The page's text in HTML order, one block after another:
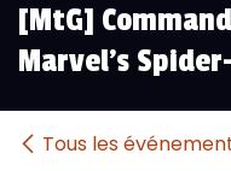
[MtG]
Marvel's
Tous les